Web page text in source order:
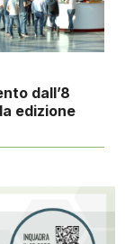
dall’8
edizione